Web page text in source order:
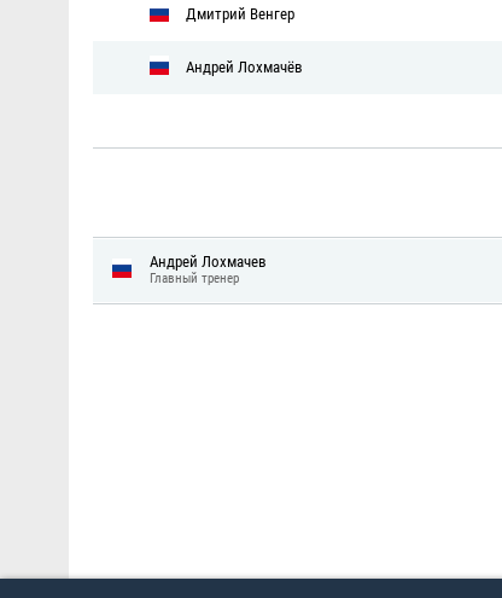
Дмитрий Венгер
Андрей Лохмачёв
Андрей Лохмачев
Главный тренер